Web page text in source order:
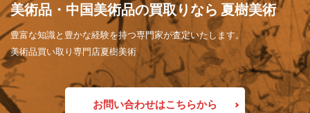
美術品・中国美術品の買取りなら 夏樹美術
豊富な知識と豊かな経験を持つ専門家が査定いたします。
美術品買い取り専門店夏樹美術
お問い合わせはこちらから